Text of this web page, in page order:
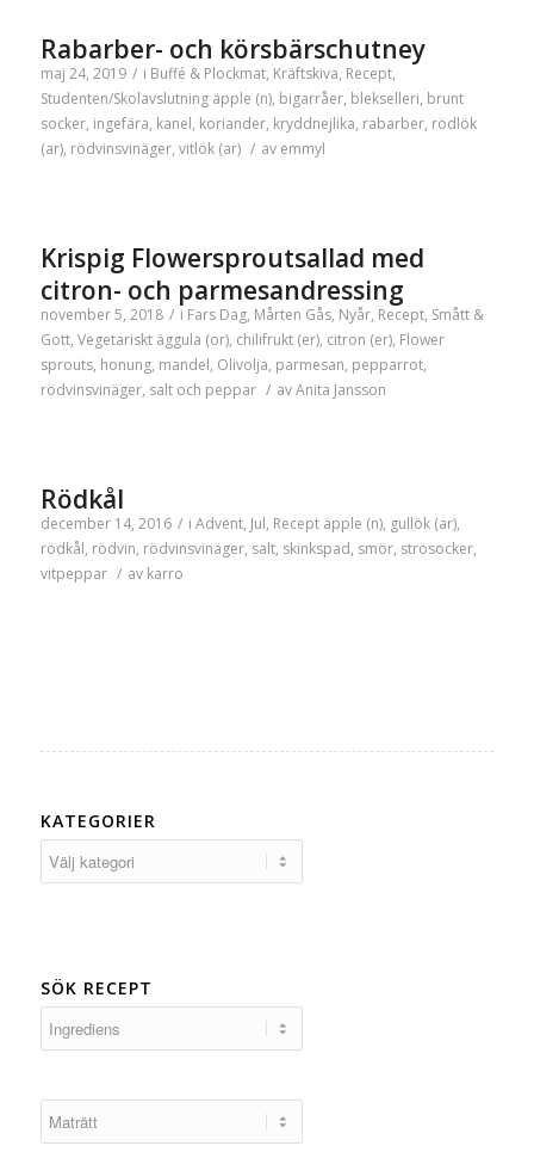
Rabarber- och körsbärschutney
maj 24, 2019 / i Buffé & Plockmat, Kräftskiva, Recept,
Studenten/Skolavslutning äpple (n), bigarråer, blekselleri, brunt
socker, ingefära, kanel, koriander, kryddnejlika, rabarber, rödlök
(ar), rödvinsvinäger, vitlök (ar) / av emmyl
Krispig Flowersproutsallad med
citron- och parmesandressing
november 5, 2018 / i Fars Dag, Mårten Gås, Nyår, Recept, Smått &
Gott, Vegetariskt äggula (or), chilifrukt (er), citron (er), Flower
sprouts, honung, mandel, Olivolja, parmesan, pepparrot,
rödvinsvinäger, salt och peppar / avAnita Jansson
Rödkål
december 14, 2016 / i Advent, Jul, Recept äpple (n), gullök (ar),
rödkål, rödvin, rödvinsvinäger, salt, skinkspad, smör, strösocker,
vitpeppar / av karro
KATEGORIER
SÖK RECEPT